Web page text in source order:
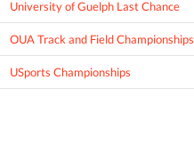
University of Guelph Last Chance
OUA Track and Field Championships
USports Championships